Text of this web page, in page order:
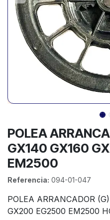
POLEA
GX140 GX160
EM2500
Referencia: 094-01-047
POLEA ARRANCADOR
GX200 EG2500 EM2500